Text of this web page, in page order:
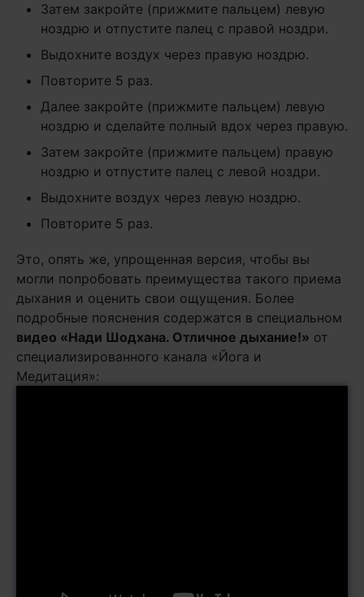
Затем закройте (прижмите пальцем) левую
ноздрю и отпустите палец с правой ноздри.
Выдохните воздух через правую ноздрю.
Повторите 5 раз.
Далее закройте (прижмите пальцем) левую
ноздрю и сделайте полный вдох через правую.
Затем закройте (прижмите пальцем) правую
ноздрю и отпустите палец с левой ноздри.
Выдохните воздух через левую ноздрю.
Повторите 5 раз.
Это, опять же, упрощенная версия, чтобы вы
могли попробовать преимущества такого приема
дыхания и оценить свои ощущения. Более
подробные пояснения содержатся в специальном
видео «Нади Шодхана. Отличное дыхание!» от
специализированного канала «Йога и
Медитация»: